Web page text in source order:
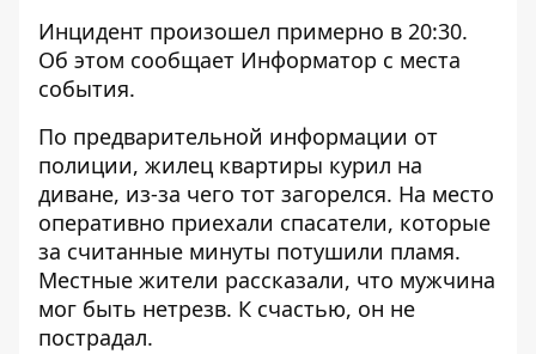
Инцидент произошел примерно в 20:30.
Об этом сообщает Информатор с места
события.
По предварительной информации от
полиции, жилец квартиры курил на
диване, из-за чего тот загорелся. На место
оперативно приехали спасатели, которые
за считанные минуты потушили пламя.
Местные жители рассказали, что мужчина
мог быть нетрезв. К счастью, он не
пострадал.